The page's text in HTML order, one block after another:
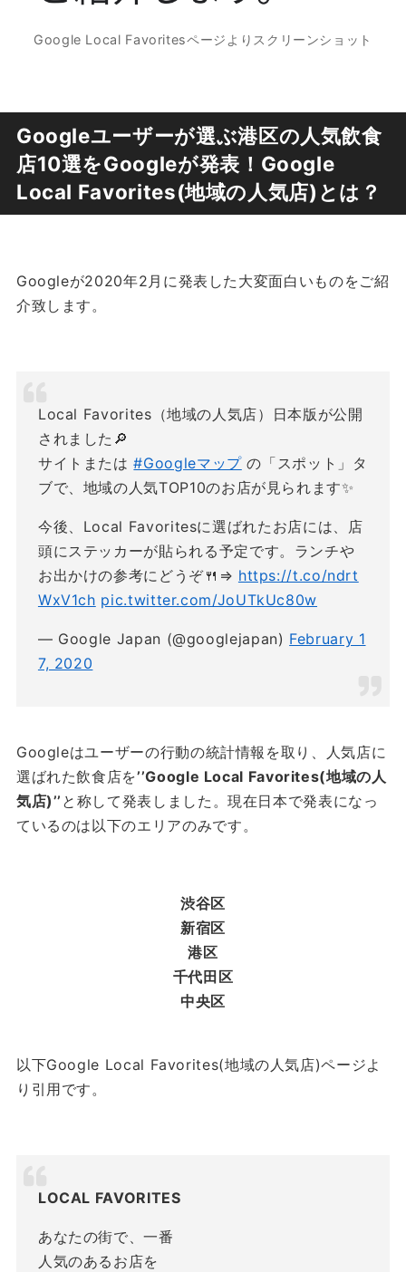
Google Local Favoritesページよりスクリーンショット
Googleユーザーが選ぶ港区の人気飲食
店10選をGoogleが発表！Google
Local Favorites(地域の人気店)とは？
Googleが2020年2月に発表した大変面白いものをご紹
介致します。
Local Favorites（地域の人気店）日本版が公開
されました🔎
サイトまたは#Googleマップの「スポット」タ
ブで、地域の人気TOP10のお店が見られます✨
今後、Local Favoritesに選ばれたお店には、店
頭にステッカーが貼られる予定です。ランチや
お出かけの参考にどうぞ🍴⇒ https://t.co/ndrt
WxV1ch pic.twitter.com/JoUTkUc80w
— Google Japan (@googlejapan) February 1
7, 2020
Googleはユーザーの行動の統計情報を取り、人気店に
選ばれた飲食店を’’Google Local Favorites(地域の人
気店)’’ と称して発表しました。現在日本で発表になっ
ているのは以下のエリアのみです。
渋谷区
新宿区
港区
千代田区
中央区
以下Google Local Favorites(地域の人気店)ページよ
り引用です。
LOCAL FAVORITES
あなたの街で、一番
人気のあるお店を